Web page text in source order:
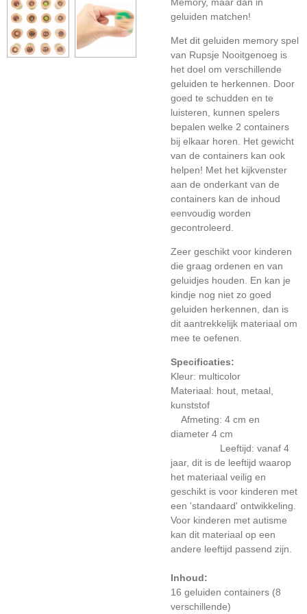
geluiden matchen!
Met dit geluiden memory spel
van Rupsje Nooitgenoeg is
het doel om verschillende
geluiden te herkennen. Door
goed te schudden en te
luisteren, kunnen spelers
bepalen welke 2 containers
bij elkaar horen. Het gewicht
van de containers kan ook
helpen! Met het kijkvenster
aan de onderkant van de
containers kan de inhoud
eenvoudig worden
gecontroleerd.
Zeer geschikt voor kinderen
die graag ordenen en van
geluidjes houden. En kan je
kindje nog niet zo goed
geluiden herkennen, dan is
dit aantrekkelijk materiaal om
mee te oefenen.
Specificaties:
Kleur: multicolor
Materiaal: hout, metaal,
kunststof
Afmeting: 4 cm en
diameter 4 cm
Leeftijd: vanaf 4
jaar, dit is de leeftijd waarop
het materiaal veilig en
geschikt is voor kinderen met
een 'standaard' ontwikkeling.
Voor kinderen met autisme
kan dit materiaal op een
andere leeftijd passend zijn.
Inhoud:
16 geluiden containers (8
verschillende)